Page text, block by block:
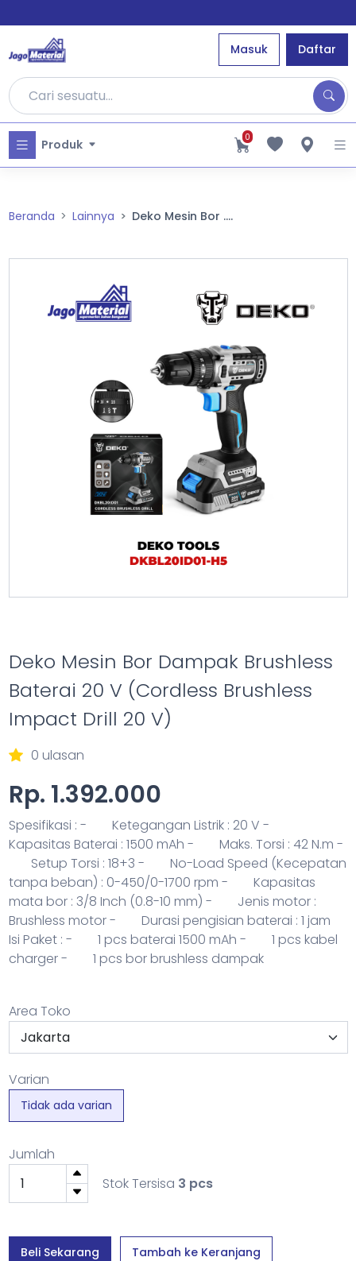
Masuk Daftar
Produk 0
Beranda Lainnya Deko Mesin Bor ....
Deko Mesin Bor Dampak Brushless
Baterai 20 V (Cordless Brushless
Impact Drill 20 V)
0 ulasan
Rp. 1.392.000
Spesifikasi : - Ketegangan Listrik : 20 V -
Kapasitas Baterai : 1500 mAh - Maks. Torsi : 42 N.m -
Setup Torsi : 18+3 - No-Load Speed (Kecepatan
tanpa beban) : 0-450/0-1700 rpm - Kapasitas
mata bor : 3/8 Inch (0.8-10 mm) - Jenis motor :
Brushless motor- Durasi pengisian baterai : 1 jam
Isi Paket : - 1 pcs baterai 1500 mAh - 1 pcs kabel
charger- 1 pcs bor brushless dampak
Area Toko
Varian
Tidak ada varian
Jumlah
Stok Tersisa 3 pcs
Beli Sekarang Tambah ke Keranjang